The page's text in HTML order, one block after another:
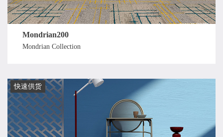
Mondrian200
Mondrian Collection
快速供货